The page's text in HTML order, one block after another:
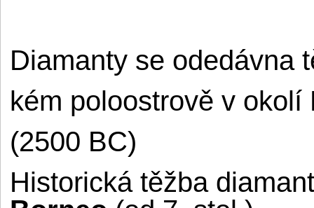
Diamanty se odedávna
kém poloostrově v okolí
(2500 BC)
Historická těžba